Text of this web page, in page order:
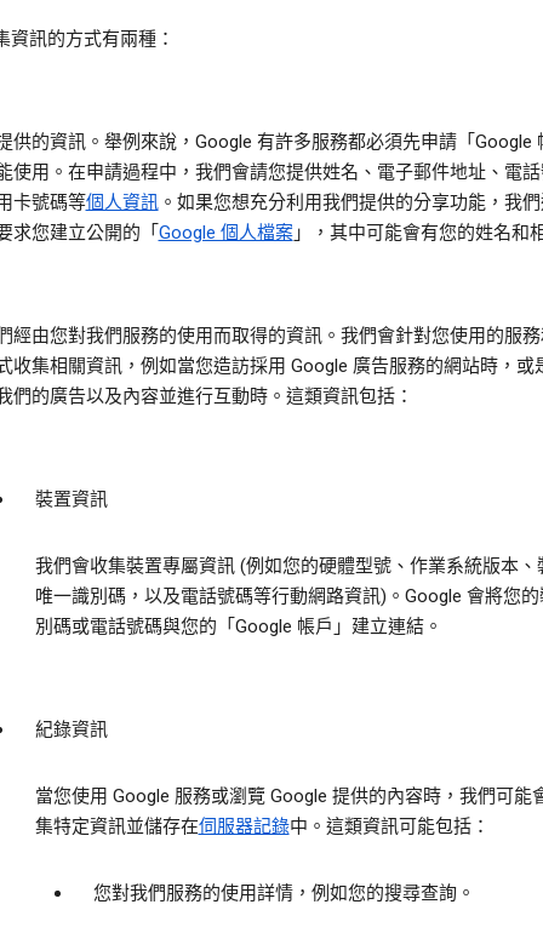
資訊的方式有兩種：
供的資訊。 舉例來說，Google 有許多服務都必須先申請「Google
使用。在申請過程中，我們會請您提供姓名、電子郵件地址、電
卡號碼等個人資訊。如果您想充分利用我們提供的分享功能，我
求您建立公開的「 Google 個人檔案」，其中可能會有您的姓名和
經由您對我們服務的使用而取得的資訊。 我們會針對您使用的服
收集相關資訊，例如當您造訪採用 Google 廣告服務的網站時，或
們的廣告以及內容並進行互動時。這類資訊包括：
裝置資訊
我們會收集裝置專屬資訊 (例如您的硬體型號、作業系統版本、
唯一識別碼，以及電話號碼等行動網路資訊)。Google 會將您
別碼或電話號碼與您的「Google 帳戶」建立連結。
紀錄資訊
當您使用 Google 服務或瀏覽 Google 提供的內容時，我們可能
集特定資訊並儲存在伺服器記錄中。這類資訊可能包括：
您對我們服務的使用詳情，例如您的搜尋查詢。